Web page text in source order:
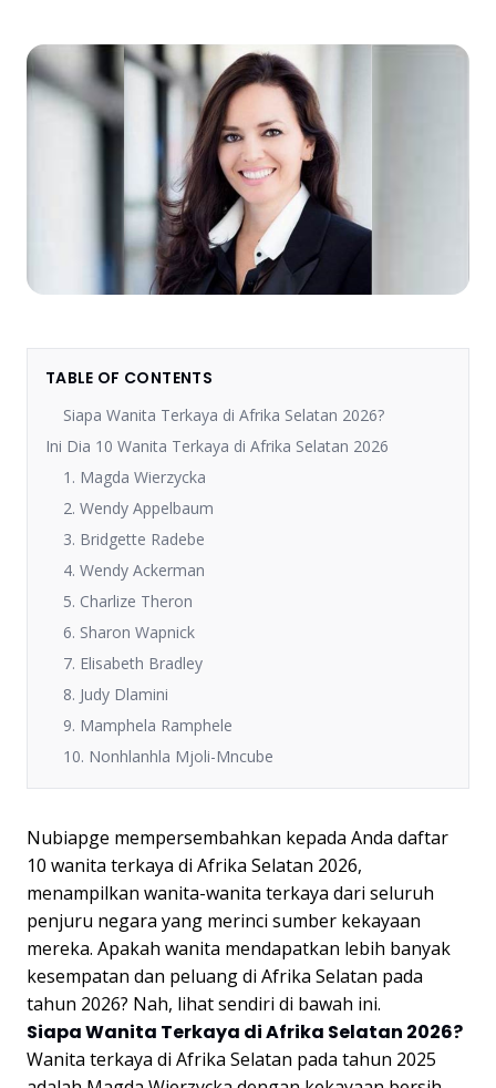
TABLE OF CONTENTS
Siapa Wanita Terkaya di Afrika Selatan 2026?
Ini Dia 10 Wanita Terkaya di Afrika Selatan 2026
1. Magda Wierzycka
2. Wendy Appelbaum
3. Bridgette Radebe
4. Wendy Ackerman
5. Charlize Theron
6. Sharon Wapnick
7. Elisabeth Bradley
8. Judy Dlamini
9. Mamphela Ramphele
10. Nonhlanhla Mjoli-Mncube
Nubiapge mempersembahkan kepada Anda daftar
10 wanita terkaya di Afrika Selatan 2026,
menampilkan wanita-wanita terkaya dari seluruh
penjuru negara yang merinci sumber kekayaan
mereka. Apakah wanita mendapatkan lebih banyak
kesempatan dan peluang di Afrika Selatan pada
tahun 2026? Nah, lihat sendiri di bawah ini.
Siapa Wanita Terkaya di Afrika Selatan 2026?
Wanita terkaya di Afrika Selatan pada tahun 2025